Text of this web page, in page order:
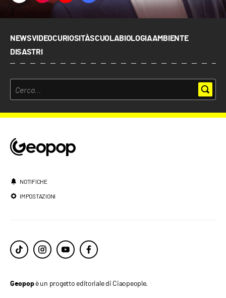
NEWSVIDEOCURIOSITÀSCUOLABIOLOGIAAMBIENTE
DISASTRI
NOTIFICHE
IMPOSTAZIONI
Geopopè un progetto editoriale di Ciaopeople.